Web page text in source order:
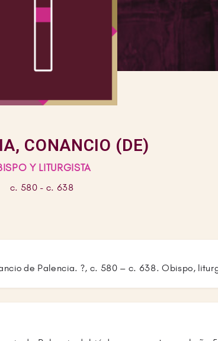
CONANCIO (DE)
c. 580 - c. 638
Y LITURGISTA
de Palencia. ?, c. 580 – c. 638. Obispo,